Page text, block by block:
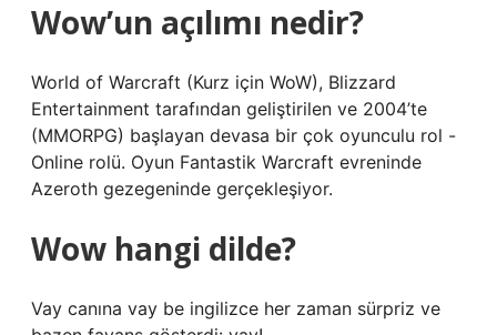
Wow’un açılımı nedir?
World of Warcraft (Kurz için WoW), Blizzard
Entertainment tarafından geliştirilen ve 2004’te
(MMORPG) başlayan devasa bir çok oyunculu rol -
Online rolü. Oyun Fantastik Warcraft evreninde
Azeroth gezegeninde gerçekleşiyor.
Wow hangi dilde?
Vay canına vay be ingilizce her zaman sürpriz ve